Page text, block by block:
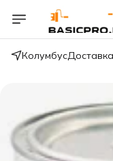
КолумбусДоставка